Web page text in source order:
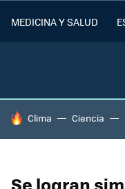
MEDICINA Y SALUD
HOY SE HABLA DE
Clima Ciencia
Se logran